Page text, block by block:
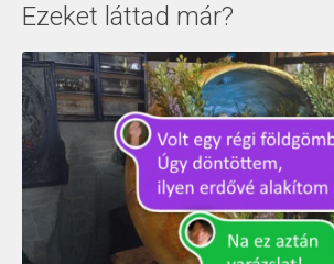
Ezeket láttad már?